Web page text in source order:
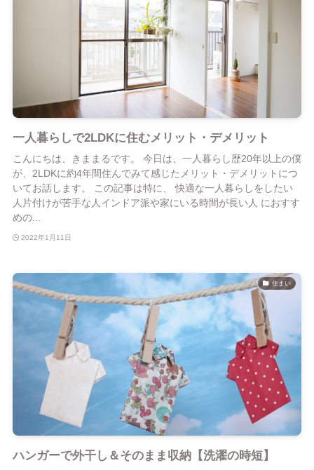
一人暮らしで2LDKに住むメリット・デメリット
こんにちは、きままるです。 今日は、一人暮らし歴20年以上の僕
が、2LDKに約4年間住んでみて感じたメリット・デメリットにつ
いてお話します。 この記事は特に、 快適な一人暮らしをしたい
人片付けが苦手な人インドア派や家にいる時間が長い人 におすす
めの...
2022年1月11日
住まい
ハンガーで外干し＆そのまま収納【洗濯の時短】